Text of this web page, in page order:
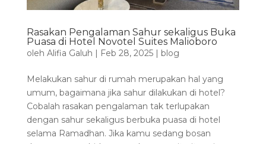
Rasakan Pengalaman Sahur sekaligus Buka
Puasa di Hotel Novotel Suites Malioboro
oleh Alifia Galuh | Feb 28, 2025| blog
Melakukan sahur di rumah merupakan hal yang
umum, bagaimana jika sahur dilakukan di hotel?
Cobalah rasakan pengalaman tak terlupakan
dengan sahur sekaligus berbuka puasa di hotel
selama Ramadhan. Jika kamu sedang bosan